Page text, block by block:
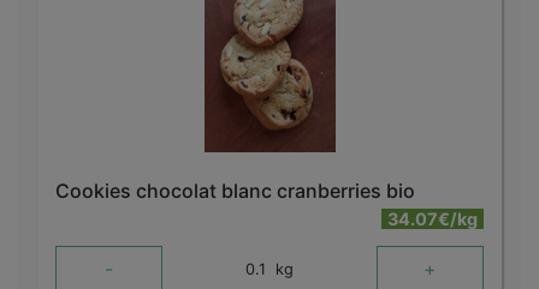
Cookies chocolat blanc cranberries bio
34.07€/kg
- 0.1 kg +